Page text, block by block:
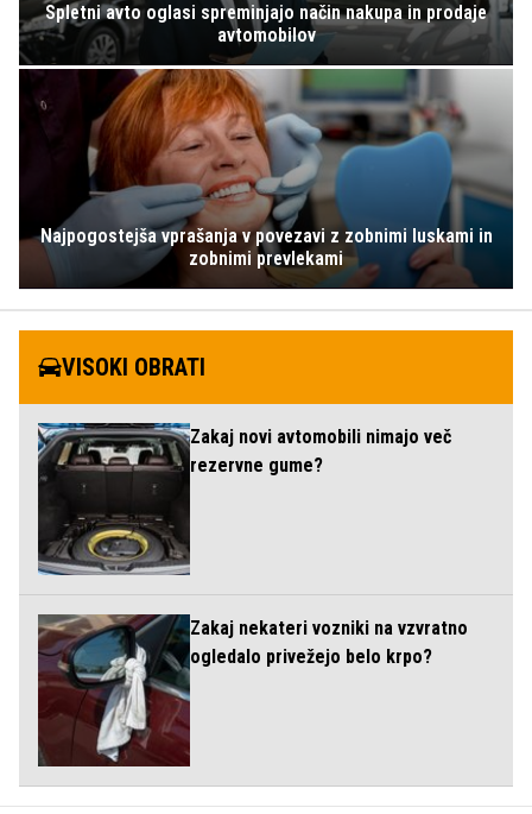
Spletni avto oglasi spreminjajo način nakupa in prodaje
avtomobilov
Najpogostejša vprašanja v povezavi z zobnimi luskami in
zobnimi prevlekami
VISOKI OBRATI
Zakaj novi avtomobili nimajo več
rezervne gume?
Zakaj nekateri vozniki na vzvratno
ogledalo privežejo belo krpo?